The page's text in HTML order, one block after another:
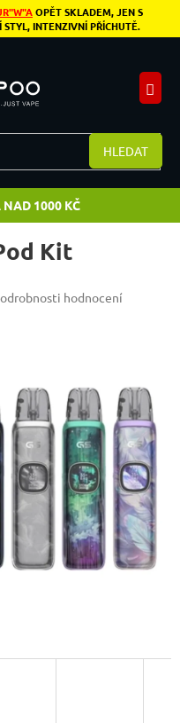
OPĚT SKLADEM, JEN S
INTENZIVNÍ PŘÍCHUTĚ.
HLEDAT
1000 KČ
Kit
produktu je 0,0 z 5
hodnocení